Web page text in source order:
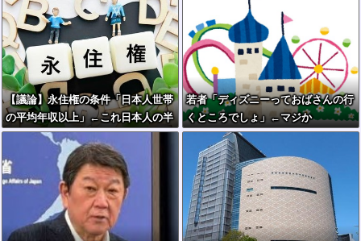
【議論】永住権の条件「日本人世帯
の平均年収以上」←これ日本人の半
分もクリアできないだろ
若者「ディズニーっておばさんの行
くところでしょ」←マジか